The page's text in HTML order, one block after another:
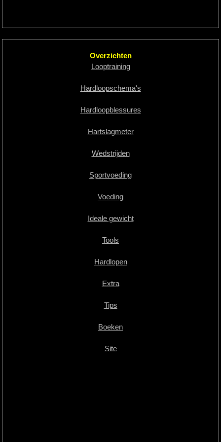
Overzichten
Looptraining
Hardloopschema's
Hardloopblessures
Hartslagmeter
Wedstrijden
Sportvoeding
Voeding
Ideale gewicht
Tools
Hardlopen
Extra
Tips
Boeken
Site